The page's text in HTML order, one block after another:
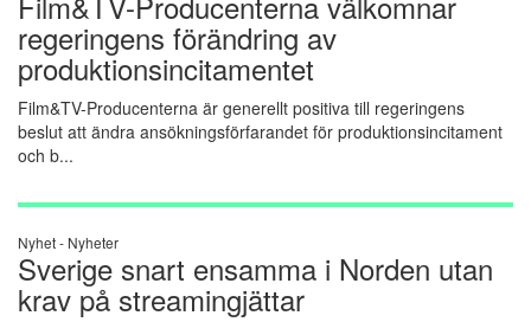
regeringens förändring av
produktionsincitamentet
Film&TV-Producenterna är generellt positiva till regeringens
beslut att ändra ansökningsförfarandet för produktionsincitament
och b...
Nyhet - Nyheter
Sverige snart ensamma i Norden utan
krav på streamingjättar